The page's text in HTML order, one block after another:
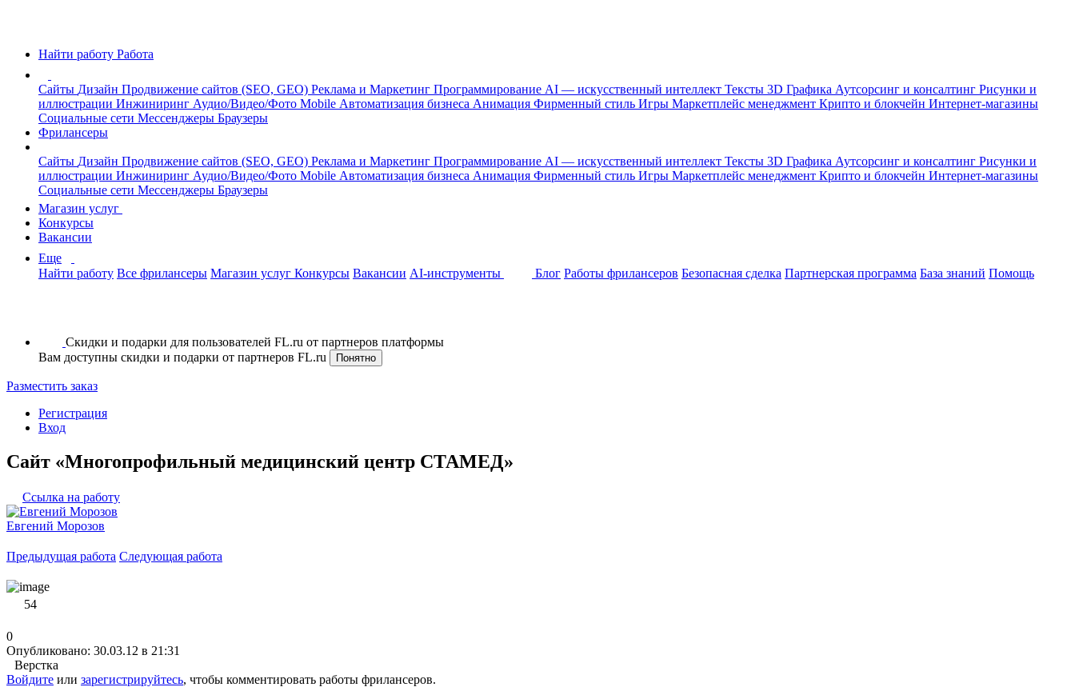
Найти работу Работа
Сайты Дизайн Продвижение сайтов (SEO, GEO) Реклама и Маркетинг Программирование AI — искусственный интеллект Тексты 3D Графика Аутсорсинг и консалтинг Рисунки и
иллюстрации Инжиниринг Аудио/Видео/Фото Mobile Автоматизация бизнеса Анимация Фирменный стиль Игры Маркетплейс менеджмент Крипто и блокчейн Интернет-магазины
Социальные сети Мессенджеры Браузеры
Фрилансеры
Сайты Дизайн Продвижение сайтов (SEO, GEO) Реклама и Маркетинг Программирование AI — искусственный интеллект Тексты 3D Графика Аутсорсинг и консалтинг Рисунки и
иллюстрации Инжиниринг Аудио/Видео/Фото Mobile Автоматизация бизнеса Анимация Фирменный стиль Игры Маркетплейс менеджмент Крипто и блокчейн Интернет-магазины
Социальные сети Мессенджеры Браузеры
Магазин услуг
Конкурсы
Вакансии
Еще
Найти работу Все фрилансеры Магазин услуг Конкурсы Вакансии AI-инструменты Блог Работы фрилансеров Безопасная сделка Партнерская программа База знаний Помощь
Скидки и подарки для пользователей FL.ru от партнеров платформы
Вам доступны скидки и подарки от партнеров FL.ru
Понятно
Разместить заказ
Регистрация
Вход
Сайт «Многопрофильный медицинский центр СТАМЕД»
Ссылка на работу
Евгений Морозов
Предыдущая работа Следующая работа
54
0
Опубликовано: 30.03.12 в 21:31
Верстка
Войдите или зарегистрируйтесь, чтобы комментировать работы фрилансеров.